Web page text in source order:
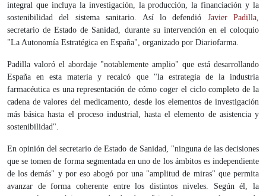
integral que incluya la investigación, la producción, la financiación y la
sostenibilidad del sistema sanitario. Así lo defendió Javier Padilla,
secretario de Estado de Sanidad, durante su intervención en el coloquio
"La Autonomía Estratégica en España", organizado por Diariofarma.
Padilla valoró el abordaje "notablemente amplio" que está desarrollando
España en esta materia y recalcó que "la estrategia de la industria
farmacéutica es una representación de cómo coger el ciclo completo de la
cadena de valores del medicamento, desde los elementos de investigación
más básica hasta el proceso industrial, hasta el elemento de asistencia y
sostenibilidad".
En opinión del secretario de Estado de Sanidad, "ninguna de las decisiones
que se tomen de forma segmentada en uno de los ámbitos es independiente
de los demás" y por eso abogó por una "amplitud de miras" que permita
avanzar de forma coherente entre los distintos niveles. Según él, la